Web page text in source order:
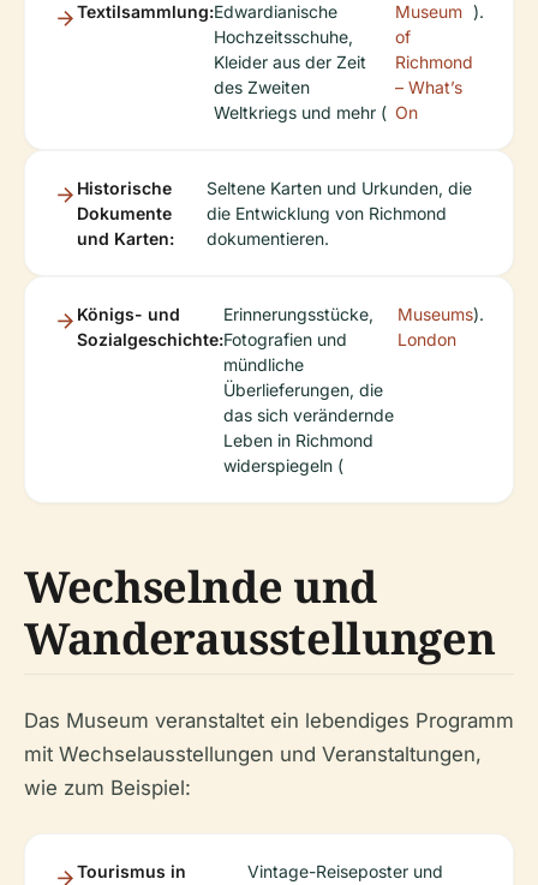
Textilsammlung:Edwardianische
Hochzeitsschuhe,
Kleider aus der Zeit
des Zweiten
Weltkriegs und mehr (
Museum
of
Richmond
– What’s
On
).
Historische
Dokumente
und Karten:
Seltene Karten und Urkunden, die
die Entwicklung von Richmond
dokumentieren.
Königs- und
Sozialgeschichte:
Erinnerungsstücke,
Fotografien und
mündliche
Überlieferungen, die
das sich verändernde
Leben in Richmond
widerspiegeln (
Museums
London
).
Wechselnde und
Wanderausstellungen
Das Museum veranstaltet ein lebendiges Programm
mit Wechselausstellungen und Veranstaltungen,
wie zum Beispiel:
Tourismus in
Vintage-Reiseposter und